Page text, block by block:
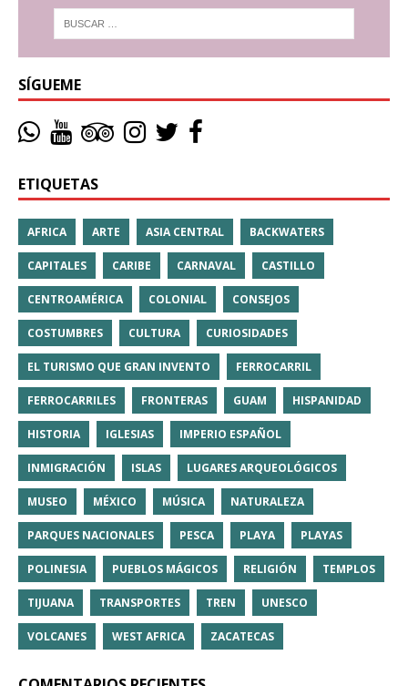
SÍGUEME
ETIQUETAS
AFRICA ARTE ASIA CENTRAL BACKWATERS
CAPITALES CARIBE CARNAVAL CASTILLO
CENTROAMÉRICA COLONIAL CONSEJOS
COSTUMBRES CULTURA CURIOSIDADES
EL TURISMO QUE GRAN INVENTO FERROCARRIL
FERROCARRILES FRONTERAS GUAM HISPANIDAD
HISTORIA IGLESIAS IMPERIO ESPAÑOL
INMIGRACIÓN ISLAS LUGARES ARQUEOLÓGICOS
MUSEO MÉXICO MÚSICA NATURALEZA
PARQUES NACIONALES PESCA PLAYA PLAYAS
POLINESIA PUEBLOS MÁGICOS RELIGIÓN TEMPLOS
TIJUANA TRANSPORTES TREN UNESCO
VOLCANES WEST AFRICA ZACATECAS